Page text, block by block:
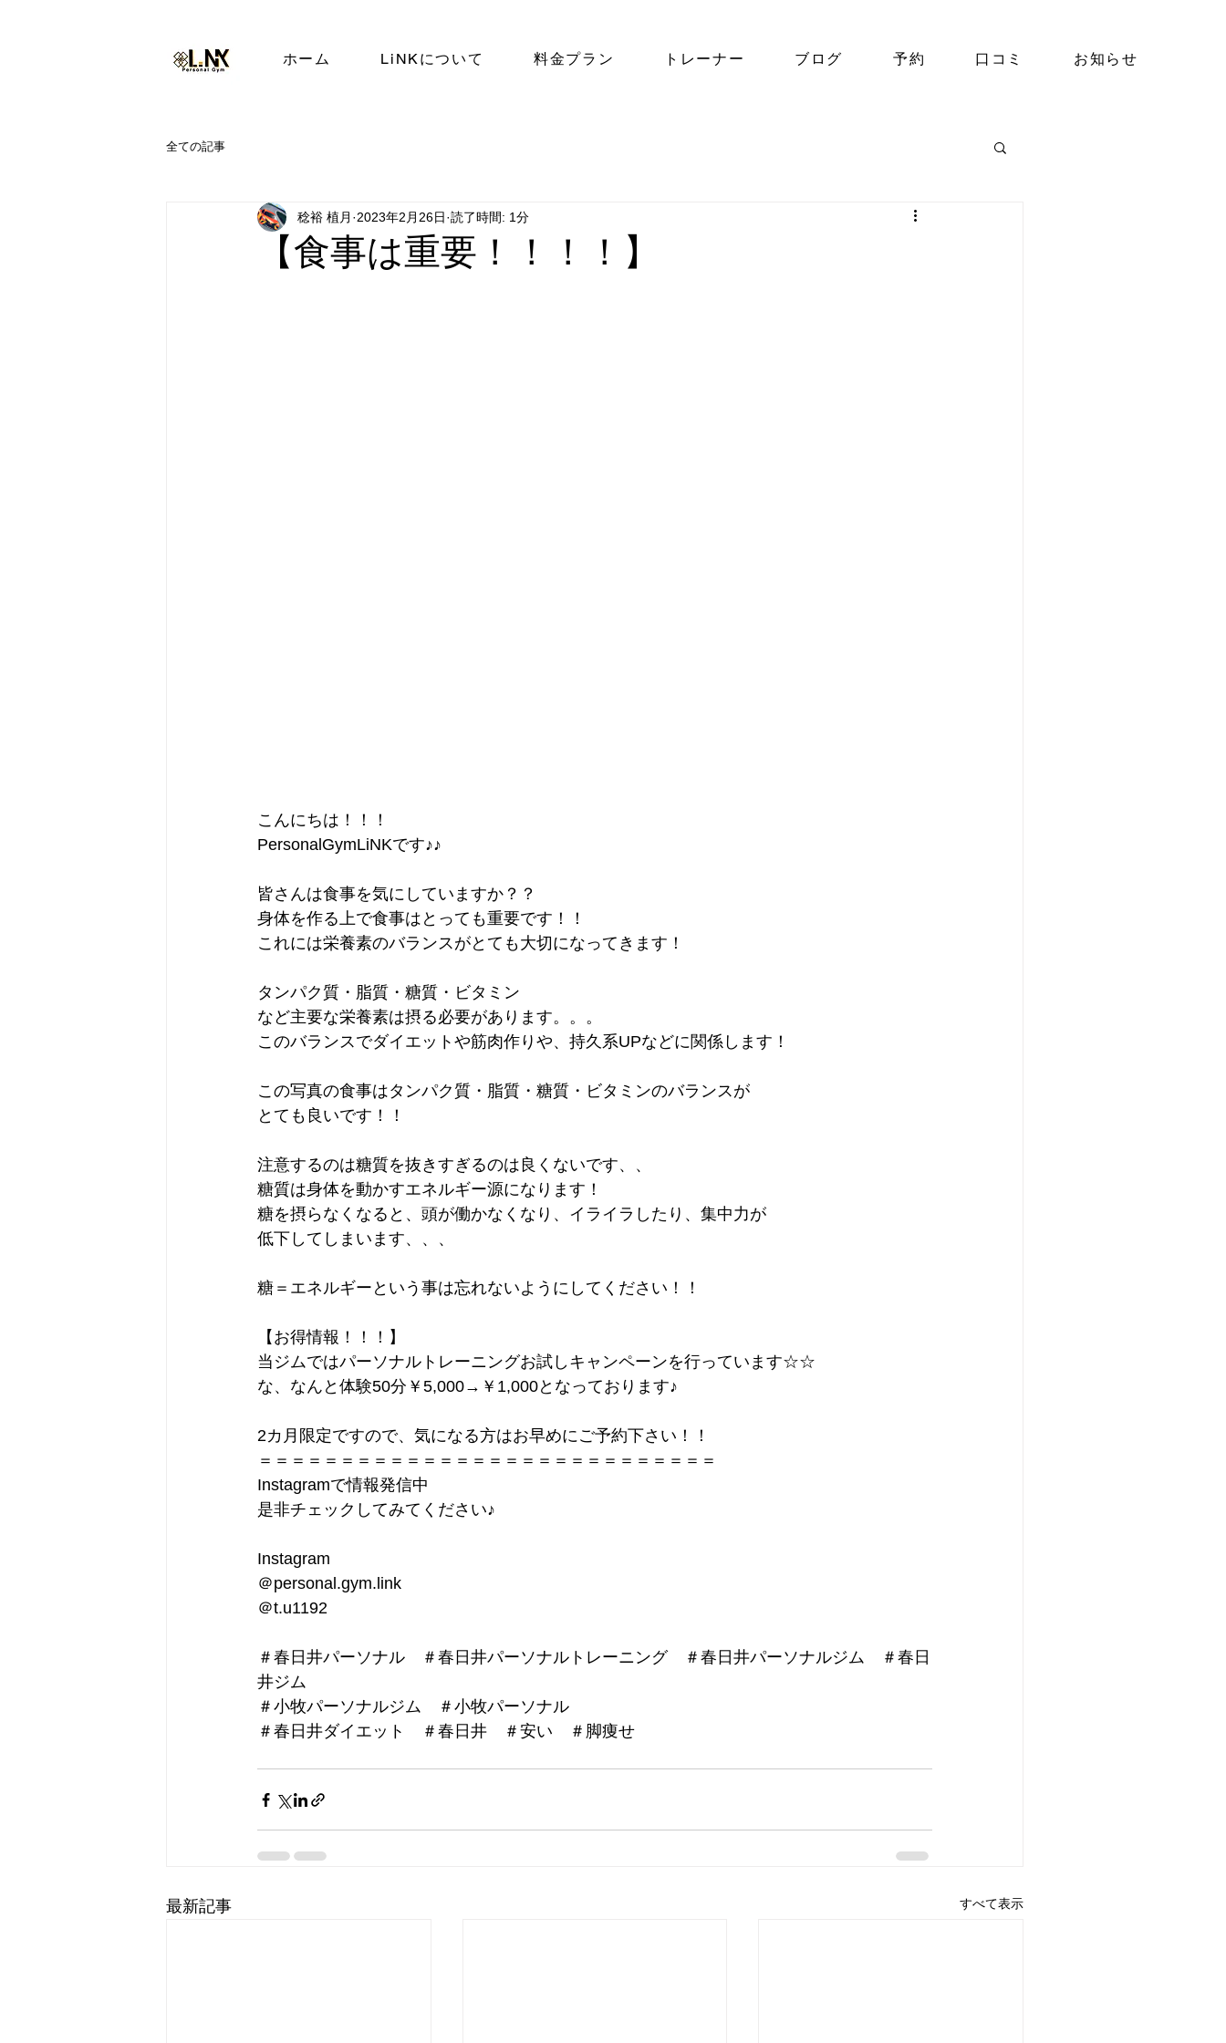
ホーム LiNKについて 料金プラン トレーナー ブログ 予約 口コミ お知らせ
全ての記事
【食事は重要！！！！】
稔裕 植月 2023年2月26日 読了時間: 1分
こんにちは！！！
PersonalGymLiNKです♪♪
皆さんは食事を気にしていますか？？
身体を作る上で食事はとっても重要です！！
これには栄養素のバランスがとても大切になってきます！
タンパク質・脂質・糖質・ビタミン
など主要な栄養素は摂る必要があります。。。
このバランスでダイエットや筋肉作りや、持久系UPなどに関係します！
この写真の食事はタンパク質・脂質・糖質・ビタミンのバランスが
とても良いです！！
注意するのは糖質を抜きすぎるのは良くないです、、
糖質は身体を動かすエネルギー源になります！
糖を摂らなくなると、頭が働かなくなり、イライラしたり、集中力が
低下してしまいます、、、
糖＝エネルギーという事は忘れないようにしてください！！
【お得情報！！！】
当ジムではパーソナルトレーニングお試しキャンペーンを行っています☆☆
な、なんと体験50分￥5,000→￥1,000となっております♪
2カ月限定ですので、気になる方はお早めにご予約下さい！！
＝＝＝＝＝＝＝＝＝＝＝＝＝＝＝＝＝＝＝＝＝＝＝＝＝＝＝＝
Instagramで情報発信中
是非チェックしてみてください♪
Instagram
＠personal.gym.link
＠t.u1192
＃春日井パーソナル　＃春日井パーソナルトレーニング　＃春日井パーソナルジム　＃春日
井ジム
＃小牧パーソナルジム　＃小牧パーソナル
＃春日井ダイエット　＃春日井　＃安い　＃脚痩せ
最新記事 すべて表示